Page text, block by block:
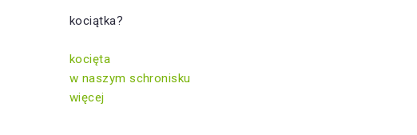
kociątka?
kocięta
w naszym schronisku
więcej